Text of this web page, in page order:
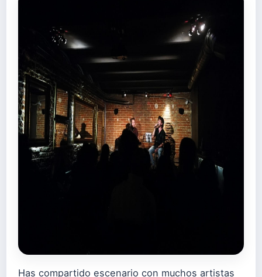
Has compartido escenario con muchos artistas